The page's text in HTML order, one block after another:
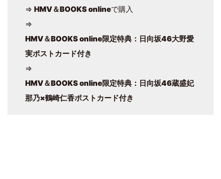
⇒ HMV＆BOOKS onlineで購入
⇒
HMV＆BOOKS online限定特典：日向坂46大野愛
実ポストカード付き
⇒
HMV＆BOOKS online限定特典：日向坂46蔵盛妃
那乃×鶴崎仁香ポストカード付き